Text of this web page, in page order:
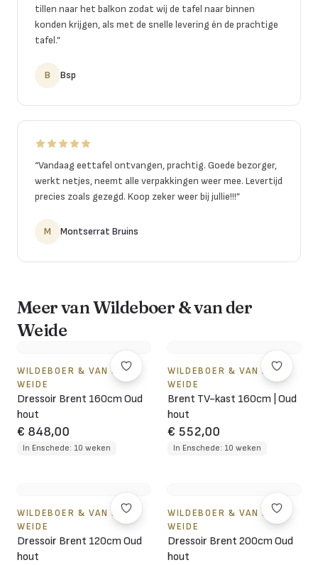
tillen naar het balkon zodat wij de tafel naar binnen
konden krijgen, als met de snelle levering én de prachtige
tafel.”
B Bsp
“Vandaag eettafel ontvangen, prachtig. Goede bezorger,
werkt netjes, neemt alle verpakkingen weer mee. Levertijd
precies zoals gezegd. Koop zeker weer bij jullie!!!”
M Montserrat Bruins
Meer van Wildeboer & van der
Weide
WILDEBOER & VAN DER
WEIDE
Dressoir Brent 160cm Oud
hout
€ 848,00
In Enschede: 10 weken
WILDEBOER & VAN DER
WEIDE
Brent TV-kast 160cm | Oud
hout
€ 552,00
In Enschede: 10 weken
WILDEBOER & VAN DER
WEIDE
Dressoir Brent 120cm Oud
hout
WILDEBOER & VAN DER
WEIDE
Dressoir Brent 200cm Oud
hout